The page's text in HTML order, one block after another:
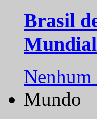
Brasil
Mundial
Nenhum
Mundo